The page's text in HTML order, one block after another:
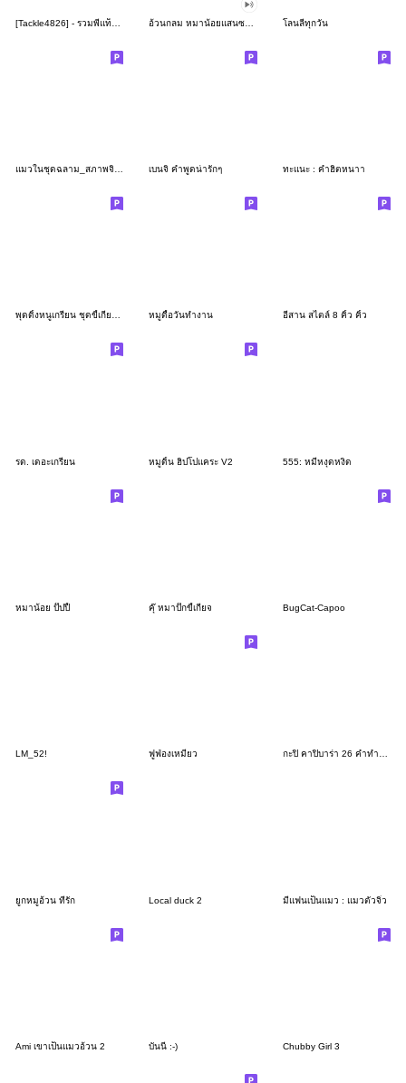
โลนลี่ทุกวัน
เบนจิ คำพูดน่ารักๆ ทะแนะ : คำฮิตหนาา
พุดดิ้งหนูเกรียน ชุดขี้เกียจ 2025 หมูดื้อวันทำงาน อีสาน สไตล์ 8 คิ้ว คิ้ว
รด. เดอะเกรียน หมูดิ้น ฮิปโปแคระ V2 555: หมีหงุดหงิด
หมาน้อย ปั๊ปปี้ คุ๊ หมาปั๊กขี้เกียจ BugCat-Capoo
LM_52! ฟูฟ่องเหมียว กะปิ คาปิบาร่า 26 คำทำงานค่ะ
ยูกหมูอ้วน ที่รัก Local duck 2 มีแฟนเป็นแมว : แมวตัวจิ๋ว
Ami เขาเป็นแมวอ้วน 2 บันนี่ :-) Chubby Girl 3